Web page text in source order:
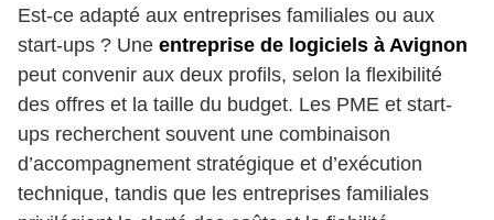
Est-ce adapté aux entreprises familiales ou aux
start-ups ? Une entreprise de logiciels à Avignon
peut convenir aux deux profils, selon la flexibilité
des offres et la taille du budget. Les PME et start-
ups recherchent souvent une combinaison
d’accompagnement stratégique et d’exécution
technique, tandis que les entreprises familiales